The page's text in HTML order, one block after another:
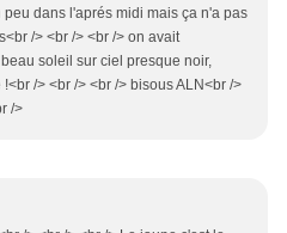
dans l'aprés midi mais ça n'a pas
/> <br /> <br /> on avait
soleil sur ciel presque noir,
/> <br /> <br /> bisous ALN<br />
/>